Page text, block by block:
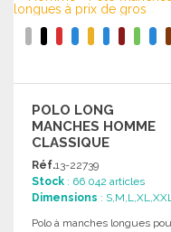
Demander un devis
POLO LONG
MANCHES HOMME
CLASSIQUE
Réf.13-22739
Stock : 66 042 articles
Dimensions :
Polo à manches longues